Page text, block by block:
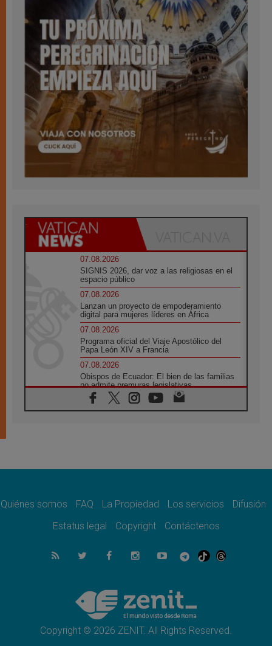
07.08.2026
SIGNIS 2026, dar voz a las religiosas en el
espacio público
07.08.2026
Lanzan un proyecto de empoderamiento
digital para mujeres líderes en África
07.08.2026
Programa oficial del Viaje Apostólico del
Papa León XIV a Francia
07.08.2026
Obispos de Ecuador: El bien de las familias
no admite premuras legislativas
06.08.2026
Cardenal Parolin: La paz comienza con la
06.08.2026
06.08.2026
«Hoy nos sentimos Iglesia»
Líbano: Reanudan los coloquios en Roma en
medio de tensiones y ataques en el sur del
Hiroshima y Nagasaki, 81 años después.
Comienzan "Diez Días Oración por la Paz"
Quiénes somos FAQ La Propiedad Los servicios
Difusión
Estatus legal
Copyright Contáctenos
Copyright © 2026 ZENIT. All Rights Reserved.